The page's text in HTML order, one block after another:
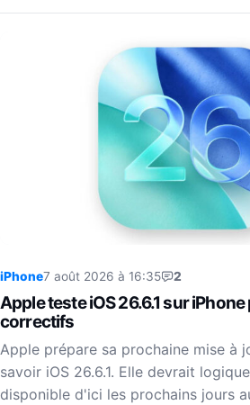
iPhone7 août 2026 à 16:35 2
Apple teste iOS 26.6.1 sur
correctifs
Apple prépare sa prochaine mise à
savoir iOS 26.6.1. Elle devrait
disponible d'ici les prochains jours